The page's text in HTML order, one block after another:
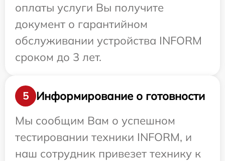
оплаты услуги Вы получите
документ о гарантийном
обслуживании устройства INFORM
сроком до 3 лет.
5
Информирование о готовности
Мы сообщим Вам о успешном
тестировании техники INFORM, и
наш сотрудник привезет технику к